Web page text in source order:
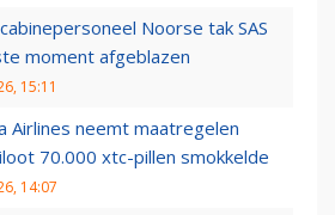
Noorse tak SAS
moment afgeblazen
15:11
Airlines neemt maatregelen
70.000 xtc-pillen smokkelde
14:07